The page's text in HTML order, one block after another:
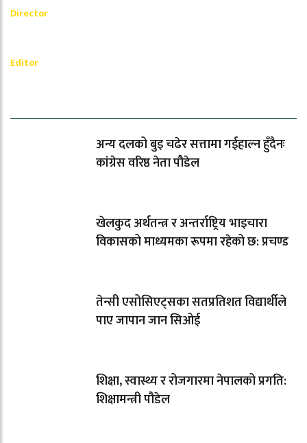
Director
Editor
अन्य दलको बुइ चढेर सत्तामा गईहाल्न हुँदैनः
कांग्रेस वरिष्ठ नेता पौडेल
खेलकुद अर्थतन्त्र र अन्तर्राष्ट्रिय भाइचारा
विकासको माध्यमका रूपमा रहेको छ: प्रचण्ड
तेन्सी एसोसिएट्सका सतप्रतिशत विद्यार्थीले
पाए जापान जान सिओई
शिक्षा, स्वास्थ्य र रोजगारमा नेपालको प्रगति:
शिक्षामन्त्री पौडेल